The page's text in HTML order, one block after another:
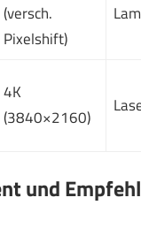
(versch.
Pixelshift)
4K
(3840×2160)
und